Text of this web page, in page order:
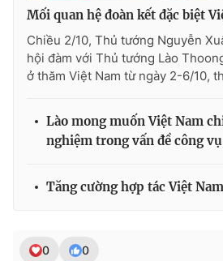
thuận bằng văn bản. Ghi rõ nguồn
thông tin từ website này.
Mối quan hệ đoàn kết đặc biệt
Chiều 2/10, Thủ tướng Nguyễn
hội đàm với Thủ tướng Lào
ở thăm Việt Nam từ ngày 2-6/10,
Lào mong muốn Việt Nam
nghiệm trong vấn đề công
Tăng cường hợp tác Việt
0 0